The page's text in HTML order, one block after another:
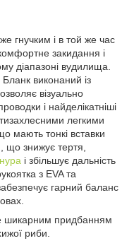
гнучким і в той же час
закидання і
діапазоні вудилища.
виконаний із
візуально
і найделікатніші
легкими
мають тонкі вставки
що знижує тертя,
і збільшує дальність
з EVA та
гарний баланс
шикарним придбанням
риби.